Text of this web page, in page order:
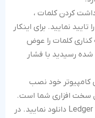
کردن کلمات ،
نمایید. برای اینکار
کناری کلمات را عوض
رسیدید با فشار
کامپیوتر خود نصب
سخت افزاری شما است.
این برنامه را می توانید از وب سایت Ledger دانلود نمایید. در